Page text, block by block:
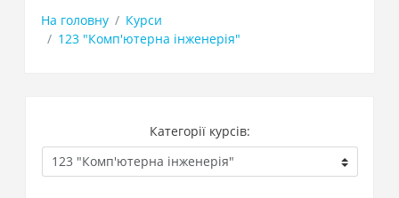
На головну
Курси
123 "Комп'ютерна інженерія"
Категорії курсів: